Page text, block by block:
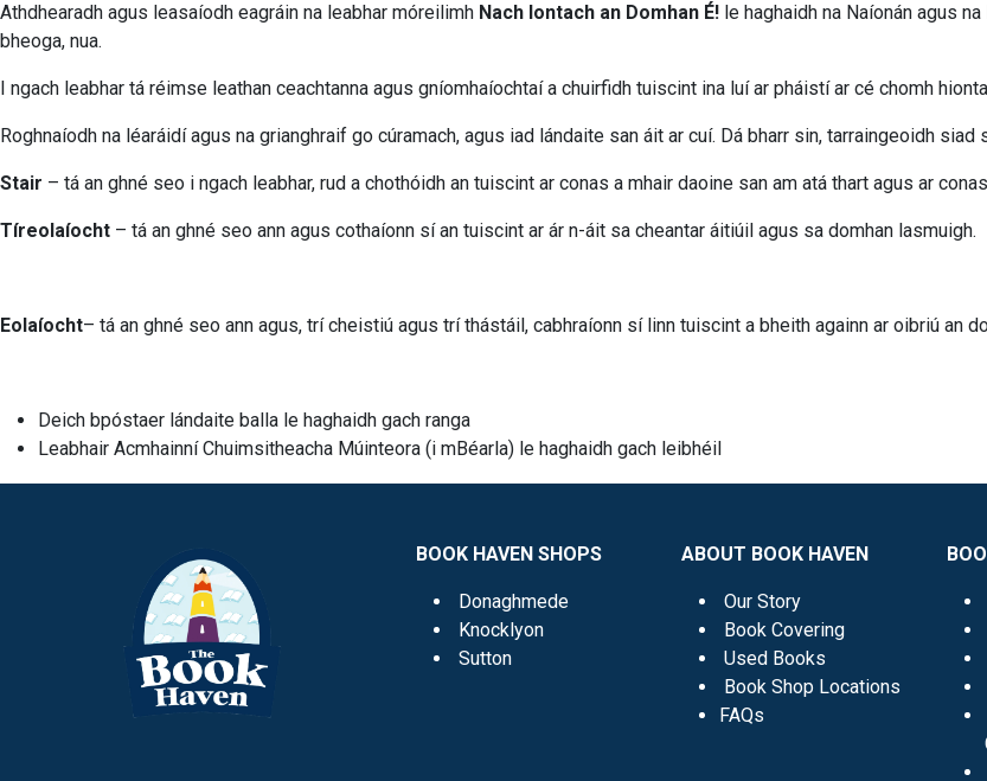
Athdhearadh agus leasaíodh eagráin na leabhar móreilimh Nach Iontach an Domhan É! le haghaidh na Naíonán agus
bheoga, nua.
I ngach leabhar tá réimse leathan ceachtanna agus gníomhaíochtaí a chuirfidh tuiscint ina luí ar pháistí ar cé chomh
Roghnaíodh na léaráidí agus na grianghraif go cúramach, agus iad lándaite san áit ar cuí. Dá bharr sin, tarraingeoidh
Stair – tá an ghné seo i ngach leabhar, rud a chothóidh an tuiscint ar conas a mhair daoine san am atá thart agus ar
Tíreolaíocht – tá an ghné seo ann agus cothaíonn sí an tuiscint ar ár n-áit sa cheantar áitiúil agus sa domhan lasmuigh.
Eolaíocht– tá an ghné seo ann agus, trí cheistiú agus trí thástáil, cabhraíonn sí linn tuiscint a bheith againn ar oibriú an
Deich bpóstaer lándaite balla le haghaidh gach ranga
Leabhair Acmhainní Chuimsitheacha Múinteora (i mBéarla) le haghaidh gach leibhéil
BOOK HAVEN SHOPS
Donaghmede
Knocklyon
Sutton
ABOUT BOOK HAVEN
Our Story
Book Covering
Used Books
Book Shop Locations
FAQs